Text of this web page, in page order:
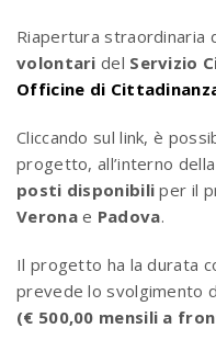
Riapertura straordinaria
volontari del Servizio
Officine di
Cliccando sul link, è
progetto, all’interno
posti disponibili per il
Veronae Padova.
Il progetto ha la durata
prevede lo svolgimento
(€ 500,00 mensili a